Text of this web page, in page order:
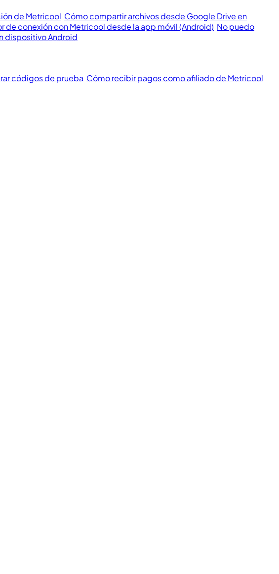
de Metricool Cómo compartir archivos desde Google Drive en
de conexión con Metricool desde la app móvil (Android) No puedo
dispositivo Android
códigos de prueba Cómo recibir pagos como afiliado de Metricool